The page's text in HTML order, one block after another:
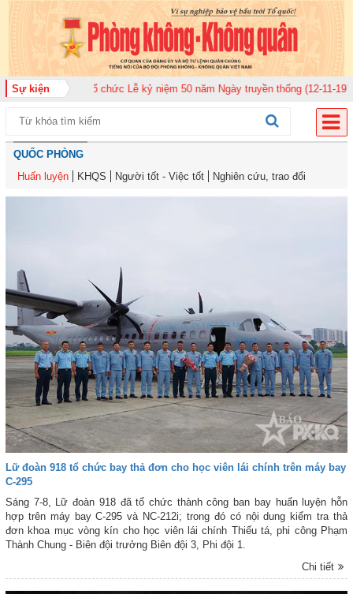
Sự kiện
920 tổ chức Lễ kỷ niệm 50 năm Ngày truyền thống (12-11-1975/12-11-
QUỐC PHÒNG
Huấn luyện
KHQS Người tốt - Việc tốt Nghiên cứu, trao đổi
Lữ đoàn 918 tổ chức bay thả đơn cho học viên lái chính trên máy bay
C-295
Sáng 7-8, Lữ đoàn 918 đã tổ chức thành công ban bay huấn luyện hỗn
hợp trên máy bay C-295 và NC-212i; trong đó có nội dung kiểm tra thả
đơn khoa mục vòng kín cho học viên lái chính Thiếu tá, phi công Phạm
Thành Chung - Biên đội trưởng Biên đội 3, Phi đội 1.
Chi tiết